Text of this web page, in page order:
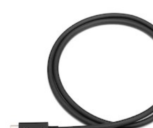
QuattroPod
EZCast ProAV